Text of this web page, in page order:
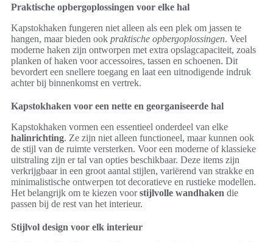
Praktische opbergoplossingen voor elke hal
Kapstokhaken fungeren niet alleen als een plek om jassen te
hangen, maar bieden ook praktische opbergoplossingen. Veel
moderne haken zijn ontworpen met extra opslagcapaciteit, zoals
planken of haken voor accessoires, tassen en schoenen. Dit
bevordert een snellere toegang en laat een uitnodigende indruk
achter bij binnenkomst en vertrek.
Kapstokhaken voor een nette en georganiseerde hal
Kapstokhaken vormen een essentieel onderdeel van elke
halinrichting. Ze zijn niet alleen functioneel, maar kunnen ook
de stijl van de ruimte versterken. Voor een moderne of klassieke
uitstraling zijn er tal van opties beschikbaar. Deze items zijn
verkrijgbaar in een groot aantal stijlen, variërend van strakke en
minimalistische ontwerpen tot decoratieve en rustieke modellen.
Het belangrijk om te kiezen voorstijlvolle wandhaken die
passen bij de rest van het interieur.
Stijlvol design voor elk interieur